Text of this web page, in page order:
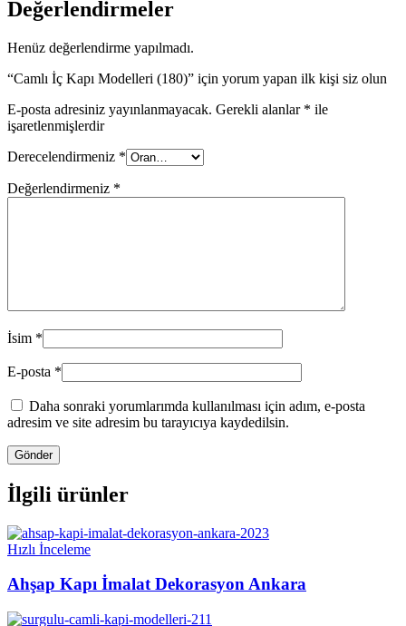
Değerlendirmeler
Henüz değerlendirme yapılmadı.
“Camlı İç Kapı Modelleri (180)” için yorum yapan ilk kişi siz olun
E-posta adresiniz yayınlanmayacak. Gerekli alanlar * ile
işaretlenmişlerdir
Derecelendirmeniz *
Değerlendirmeniz *
İsim *
E-posta *
Daha sonraki yorumlarımda kullanılması için adım, e-posta
adresim ve site adresim bu tarayıcıya kaydedilsin.
İlgili ürünler
Hızlı İnceleme
Ahşap Kapı İmalat Dekorasyon Ankara